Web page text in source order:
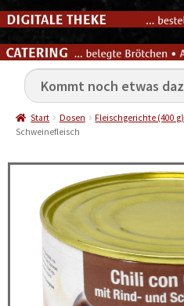
Start Dosen Fleischgerichte (400 g)
Schweinefleisch